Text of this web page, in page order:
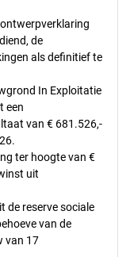
de
als definitief te
In Exploitatie
een
van € 681.526,-
ter hoogte van €
uit
de reserve sociale
van de
van 17